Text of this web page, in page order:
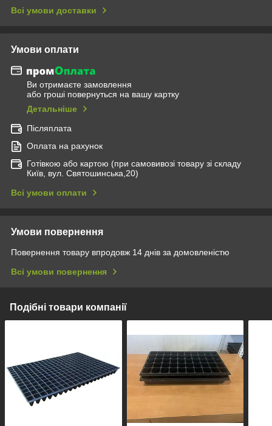
Всі умови доставки
Умови оплати
Ви отримаєте замовлення
або гроші повернуться на вашу картку
Детальніше
Післяплата
Оплата на рахунок
Готівкою або картою (при самовивозі товару зі складу
Київ, вул. Святошинська,20)
Всі умови оплати
Умови повернення
Повернення товару впродовж 14 днів за домовленістю
Всі умови повернення
Подібні товари компанії